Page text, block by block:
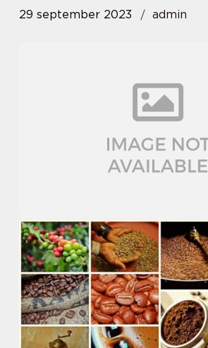
29 september 2023 admin